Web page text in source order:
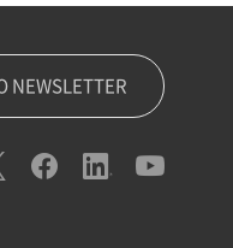
NEWSLETTER